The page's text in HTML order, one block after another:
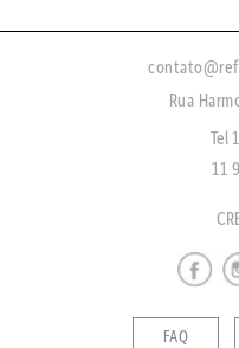
Rua
Tel
11
FAQ